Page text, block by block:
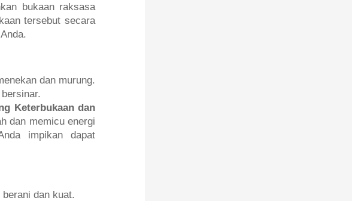
bukaan raksasa
tersebut secara
dan murung.
Keterbukaan dan
dan memicu energi
impikan dapat
dan kuat.